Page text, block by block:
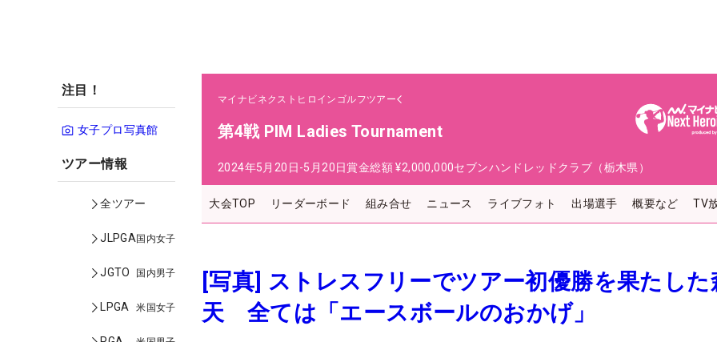
注目！
女子プロ写真館
ツアー情報
全ツアー
JLPGA国内女子
JGTO 国内男子
LPGA 米国女子
マイナビネクストヒロインゴルフツアー
第4戦 PIM Ladies Tournament
2024年5月20日-5月20日賞金総額 ¥2,000,000セブンハンドレッドクラブ（栃木県）
大会TOP リーダーボード 組み合せ ニュース ライブフォト 出場選手 概要など TV
[写真] ストレスフリーでツアー初優勝を果たした
天 全ては「エースボールのおかげ」